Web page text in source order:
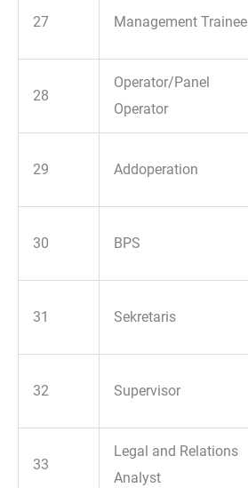
27 Management Trainee
28
Operator/Panel
Operator
29 Addoperation
30 BPS
31 Sekretaris
32 Supervisor
33
Legal and Relations
Analyst